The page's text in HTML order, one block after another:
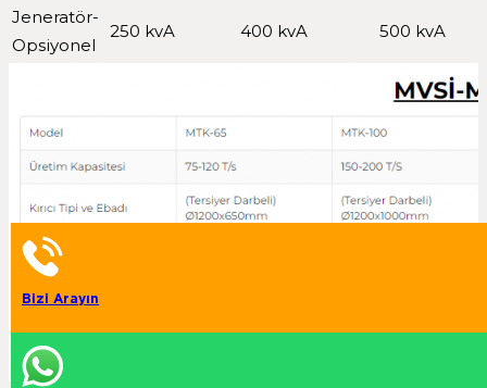
Jeneratör-
Opsiyonel
250 kvA 400 kvA 500 kvA
Bizi Arayın